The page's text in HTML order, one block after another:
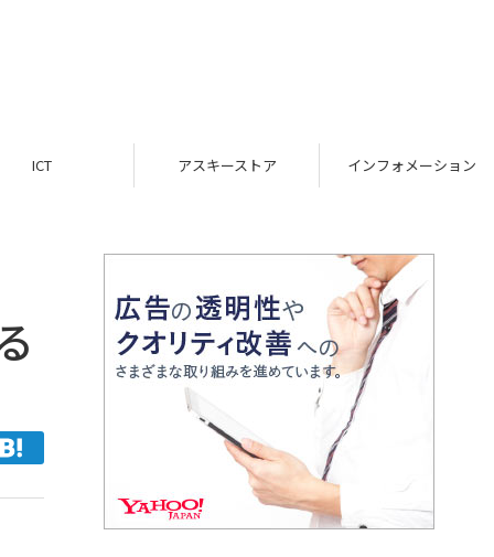
ICT アスキーストア インフォメーション